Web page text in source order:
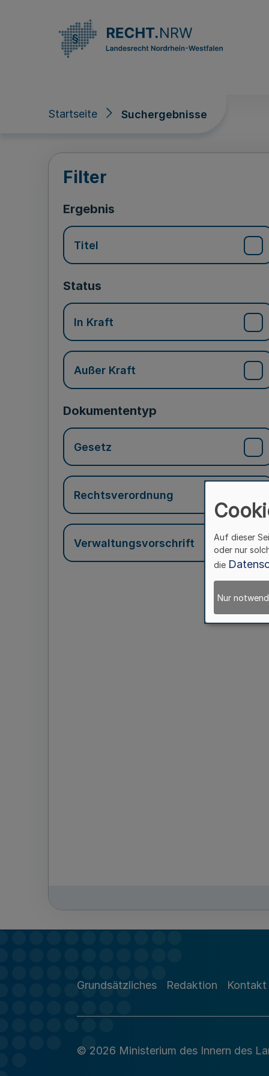
Startseite Suchergebnisse
Suchergebnisse
Filter
Ergebnis
Titel
Status
In Kraft
Außer Kraft
Dokumententyp
Gesetz
Rechtsverordnung
Verwaltungsvorschrift
Grundsätzliches Redaktion Kontakt
© 2026 Ministerium des Innern des
Auf dieser
oder nur
die
Nur